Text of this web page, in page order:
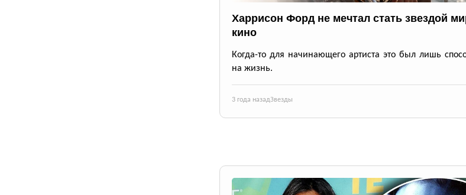
Харрисон Форд не мечтал стать звездой
кино
Когда-то для начинающего артиста это был лишь
на жизнь.
3 года назадЗвезды